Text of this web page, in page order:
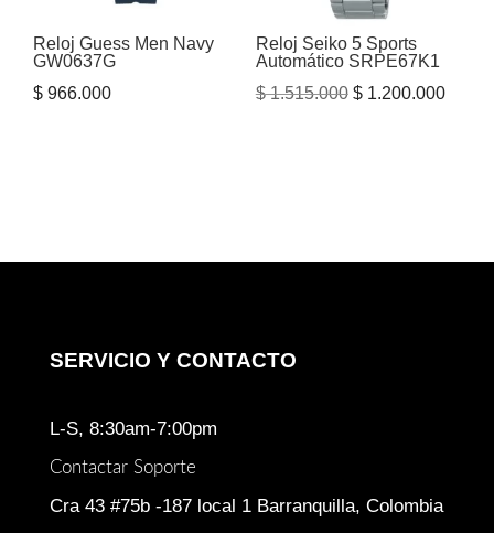
Reloj Guess Men Navy
GW0637G
$ 966.000
Reloj Seiko 5 Sports
Automático SRPE67K1
$1.515.000 El
$1.200.000El
SERVICIO Y CONTACTO
L-S, 8:30am-7:00pm
Contactar Soporte
Cra 43 #75b -187 local 1 Barranquilla, Colombia